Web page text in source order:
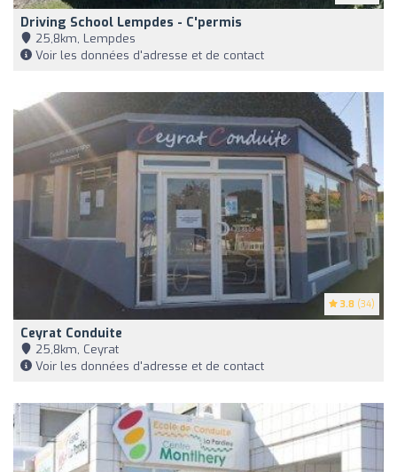
Driving School Lempdes - C'permis
25,8km, Lempdes
Voir les données d'adresse et de contact
3.8 (34)
Ceyrat Conduite
25,8km, Ceyrat
Voir les données d'adresse et de contact